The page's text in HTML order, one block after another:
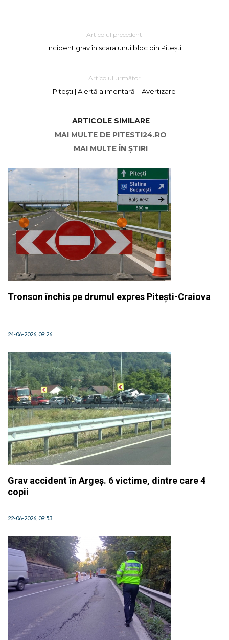
Articolul precedent
Incident grav în scara unui bloc din Pitești
Articolul următor
Pitești | Alertă alimentară – Avertizare
ARTICOLE SIMILARE
MAI MULTE DE PITESTI24.RO
MAI MULTE ÎN ȘTIRI
Tronson închis pe drumul expres Pitești-Craiova
24-06-2026, 09:26
Grav accident în Argeș. 6 victime, dintre care 4
copii
22-06-2026, 09:53